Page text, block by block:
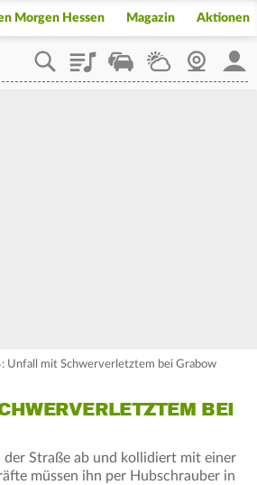
Morgen Hessen Magazin Aktionen
PlaylistStaupilotWetterWebcam
Unfall mit Schwerverletztem bei Grabow
BEI
der Straße ab und kollidiert mit einer
müssen ihn per Hubschrauber in